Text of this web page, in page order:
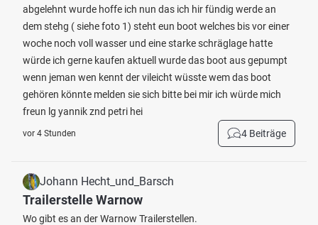
abgelehnt wurde hoffe ich nun das ich hir fündig werde an
dem stehg ( siehe foto 1) steht eun boot welches bis vor einer
woche noch voll wasser und eine starke schräglage hatte
würde ich gerne kaufen aktuell wurde das boot aus gepumpt
wenn jeman wen kennt der vileicht wüsste wem das boot
gehören könnte melden sie sich bitte bei mir ich würde mich
freun lg yannik znd petri hei
vor 4 Stunden 4 Beiträge
Johann Hecht_und_Barsch
Trailerstelle Warnow
Wo gibt es an der Warnow Trailerstellen.